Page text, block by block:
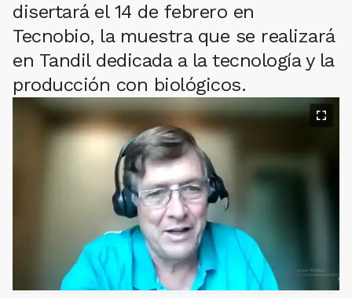
disertará el 14 de febrero en
Tecnobio, la muestra que se realizará
en Tandil dedicada a la tecnología y la
producción con biológicos.